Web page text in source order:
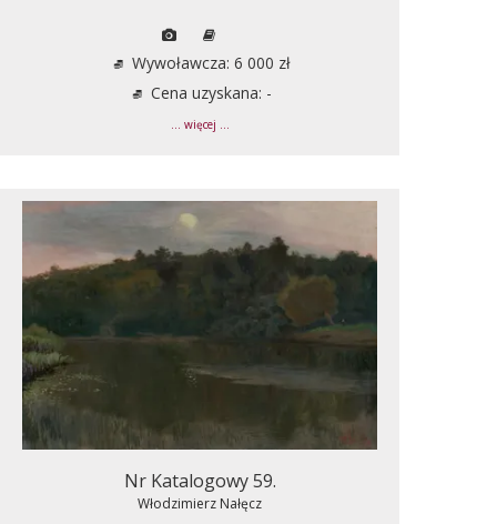
Wywoławcza: 6 000 zł
Cena uzyskana: -
... więcej ...
Nr Katalogowy 59.
Włodzimierz Nałęcz